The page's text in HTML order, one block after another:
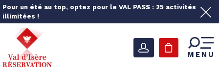
Pour un été au top, optez pour le VAL PASS : 25 activités
illimitées !
MENU